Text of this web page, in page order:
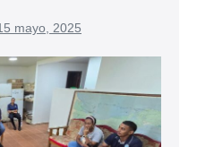
mayo, 2025